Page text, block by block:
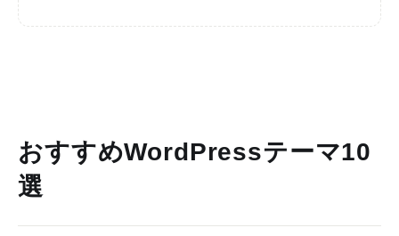
おすすめWordPressテーマ10
選